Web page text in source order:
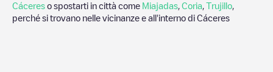
Cáceres o spostarti in città come Miajadas Coria Trujillo
perché si trovano nelle vicinanze e all'interno di Cáceres